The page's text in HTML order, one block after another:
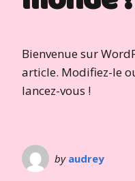
Bienvenue sur
article. Modifiez-le
lancez-vous !
by audrey